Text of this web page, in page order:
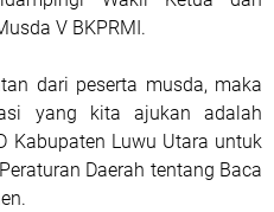
V BKPRMI.
dari peserta musda, maka
yang kita ajukan adalah
Kabupaten Luwu Utara untuk
Daerah tentang Baca